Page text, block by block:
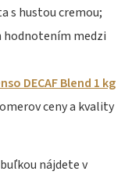
s hustou cremou;
hodnotením medzi
DECAF Blend 1 kg
ceny a kvality
nájdete v